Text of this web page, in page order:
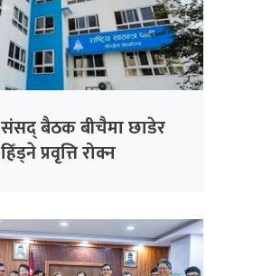
संसद् बैठक बीचैमा छाडेर
हिँड्ने प्रवृत्ति रोक्न
विश्लेषण गरिँदै